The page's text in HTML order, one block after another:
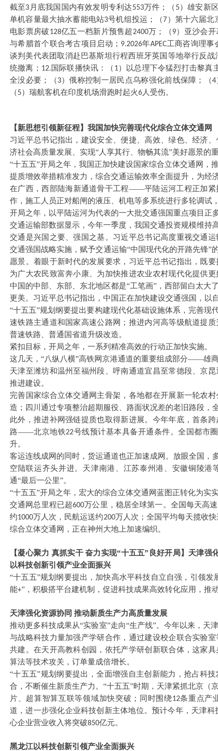
截至3 月底我国国内有效发明专利达553万件；（ 5）雄安新
单机容量最大抽水蓄能电站3号机组投运；（7）第十六届北
电影票房破128亿五一档新片预售超2400万；（9）亚沙会
与希腊首个联合考古项目启动； 9.2026年APEC工商咨询理事
谈判美代表团取消赴巴基斯坦行程西班牙英国等地举行反战
统撤离； 12.国际联播快讯：（ 1）以总理下令猛烈打击黎真
全没必要；（3）俄称控制一居民点乌称强化前线保障；（4
（5）瑞航客机在印度机场滑跑时起火6 人受伤。
【新思想引领新征程】我国加快完善现代化综合立体交通网
习近平总书记指出，建设安全、便捷、高效、绿色、经济
济社会高质量发展、实现“人享其行、物畅其流”美好愿景的
“十五五”开局之年，我国正加快建设国家综合立体交通网，
提质增效举措精准发力，综合交通运输效率全面提升，为经
在广西，西部陆海新通道骨干工程——平陆运河工程正加紧
作，施工人员正对船闸的液压、机电等多系统进行多轮调试
开局之年，以平陆运河为代表的一大批交通强国重点项目正
交通运输部数据显示，今年一季度，我国交通投资规模维持
交通是兴国之要、强国之基。习近平总书记高度重视交通
交通强国战略实施，赋予交通运输“中国现代化的开路先锋”
愿景。着眼于新时代的发展要求，习近平总书记指出，既
为广大农民致富奔小康、为加快推进农业农村现代化提供
中国的中部、东部、东北地区都是“工笔画”，西部留白太大
更美。习近平总书记指出，中国正在加快建设交通强国，以
“十五五”规划纲要提出要构建现代化基础设施体系，完善现
速铁路主通道和国家高速公路网；推进内河高等级航道提
普速铁路、普通国省道升级改造。
紧扣目标，开局之年，一系列精准高效的行动正加快实施。
这几天， “八纵八横”高铁网京港通道的重要组成部分——雄
天津至潍坊和温州至福州段、呼南通道宜昌至常德段、京
推进建设。
完善国家综合立体交通网主骨架，各地都在开展新一轮农
造；四川通过专项整治超期服役、路面状况差的老旧路段，
此外，推进补网强链提质也取得新进展。今年年底，首条
路——北京地铁22号线预计基本具备开通条件。全国都市
升。
客运连线成网的同时，货运通道也正加速成网。放眼全国，
空陆联运齐头并进。天津南港、江苏泰州港、安徽铜陵港
通“最后一公里”。
“十五五”开局之年，宏大的综合立体交通网蓝图正转化为实
交通网总里程已超600万公里，稳居全球第一。全国每天高
约1000万人次，民航运送约200万人次；全国平均每天揽收
综合立体交通网，正在神州大地上加速编织。
【凝心聚力 真抓实干 奋力实现“十五五”良好开局】天津强
以科技创新引领产业全面振兴
“十五五”规划纲要提出，加快高水平科技自立自强，引领
能+”，积极搭平台建机制，促进科技成果高效转化应用，推
天津强化资源协同 推动新质生产力高质量发展
推动更多科技成果从“实验室”走向“生产线”。今年以来，天
与战略科技力量加强产学研合作，通过建设校企联合实验
共建。在天开高教科创园，依托产学研创新联合体，这家
算法等技术攻关，订单量成倍增长。
“十五五”规划纲要提出，全面增强自主创新能力，抢占科
合，不断催生新质生产力。“十五五”时期，天津紧抓北京（
片、超算智算互联等领域加快突破；同时围绕12条重点产
道，进一步强化企业科技创新主体地位。预计今年，天津科
心企业营业收入将突破850亿元。
黑龙江以科技创新引领产业全面振兴